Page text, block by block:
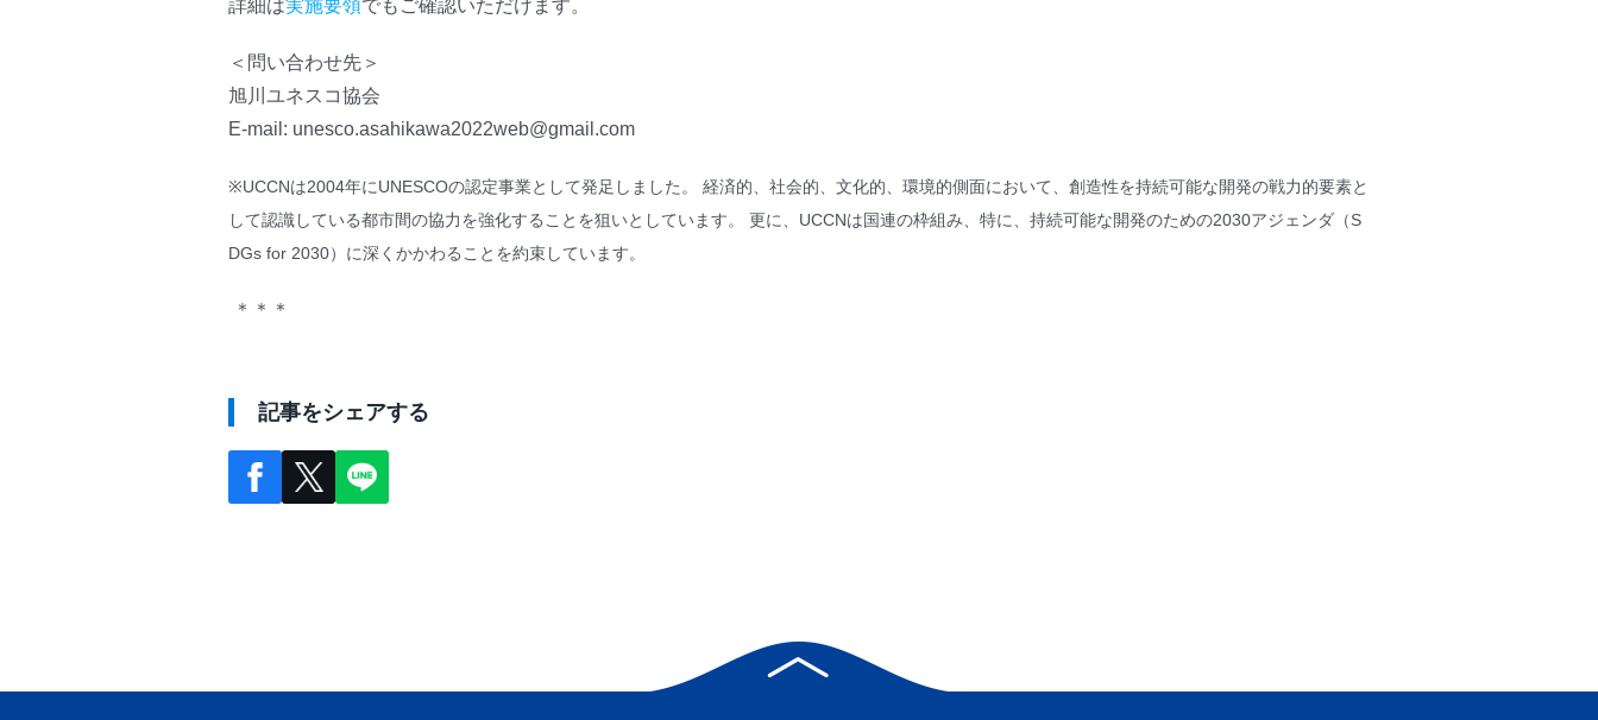
詳細は実施要領でもご確認いただけます。
＜問い合わせ先＞
旭川ユネスコ協会
E-mail: unesco.asahikawa2022web@gmail.com
※UCCNは2004年にUNESCOの認定事業として発足しました。 経済的、社会的、文化的、環境的側面において、創造性を持続可能な開発の戦力的要素と
して認識している都市間の協力を強化することを狙いとしています。 更に、UCCNは国連の枠組み、特に、持続可能な開発のための2030アジェンダ（S
DGs for 2030）に深くかかわることを約束しています。
＊＊＊
記事をシェアする